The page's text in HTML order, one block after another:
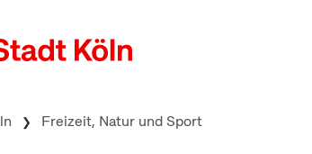
Freizeit, Natur und Sport